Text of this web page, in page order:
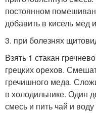
постоянном
добавить в кисель мед
3. при болезнях
Взять 1 стакан
грецких орехов.
гречишного меда.
в холодильнике. Один
смесь и пить чай и